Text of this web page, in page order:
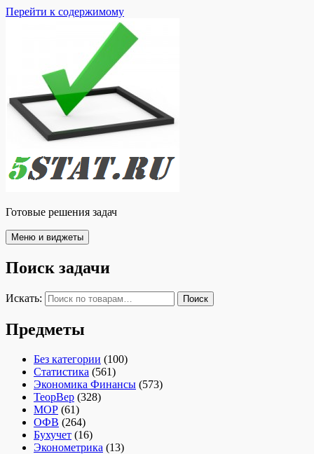
Перейти к содержимому
Готовые решения задач
Меню и виджеты
Поиск задачи
Искать: Поиск
Предметы
Без категории (100)
Статистика (561)
Экономика Финансы (573)
ТеорВер (328)
МОР (61)
ОФВ (264)
Бухучет (16)
Эконометрика (13)